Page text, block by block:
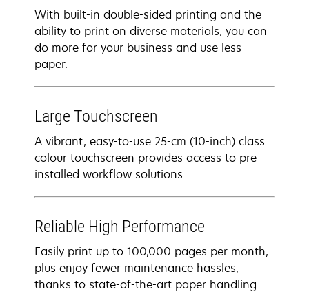
With built-in double-sided printing and the
ability to print on diverse materials, you can
do more for your business and use less
paper.
Large Touchscreen
A vibrant, easy-to-use 25-cm (10-inch) class
colour touchscreen provides access to pre-
installed workflow solutions.
Reliable High Performance
Easily print up to 100,000 pages per month,
plus enjoy fewer maintenance hassles,
thanks to state-of-the-art paper handling.